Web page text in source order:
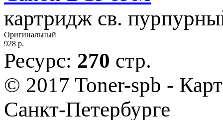
картридж св.
Оригинальный
928 р.
Ресурс: 270 стр.
© 2017 Toner-spb -
Санкт-Петербурге